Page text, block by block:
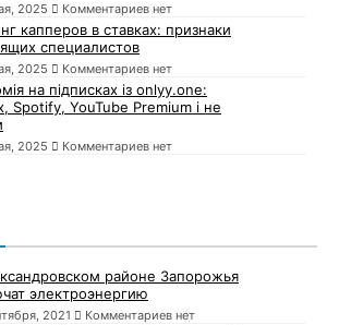
2025 Комментариев нет
капперов в ставках: признаки
специалистов
2025 Комментариев нет
на підписках із onlyy.one:
Spotify, YouTube Premium і не
2025 Комментариев нет
районе Запорожья
электроэнергию
2021 Комментариев нет